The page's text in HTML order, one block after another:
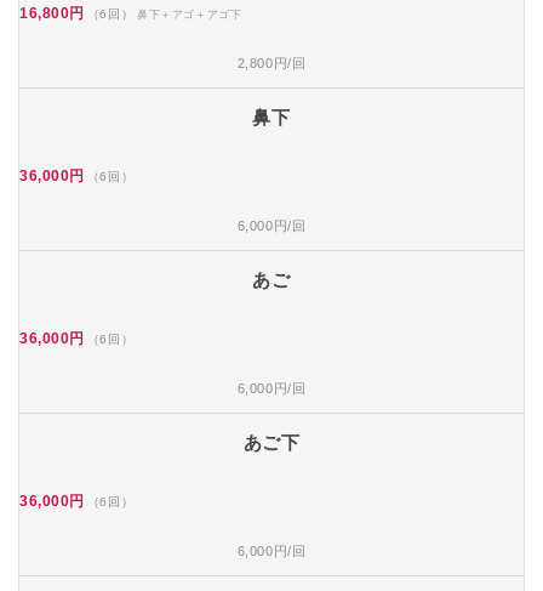
16,800円 （6回） 鼻下＋アゴ＋アゴ下
2,800円/回
鼻下
36,000円 （6回）
6,000円/回
あご
36,000円 （6回）
6,000円/回
あご下
36,000円 （6回）
6,000円/回